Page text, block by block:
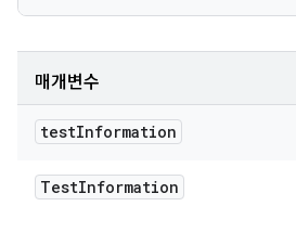
매개변수
testInformation
TestInformation